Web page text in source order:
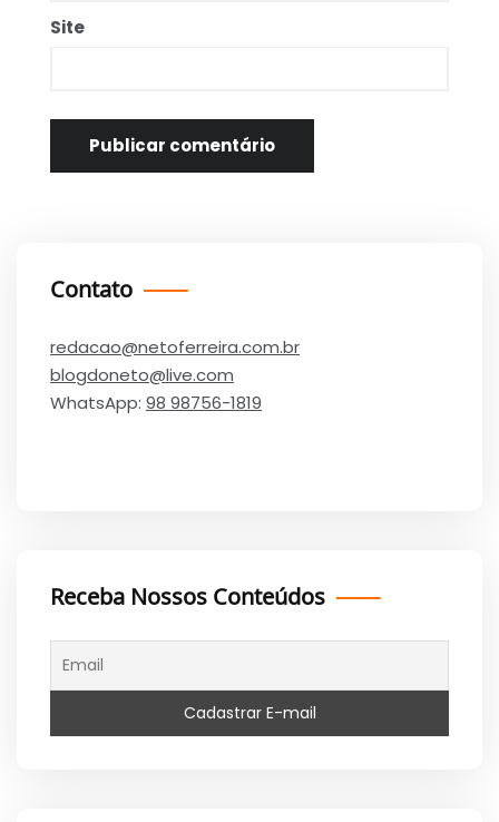
Site
Contato
redacao@netoferreira.com.br
blogdoneto@live.com
WhatsApp: 98 98756-1819
Receba Nossos Conteúdos